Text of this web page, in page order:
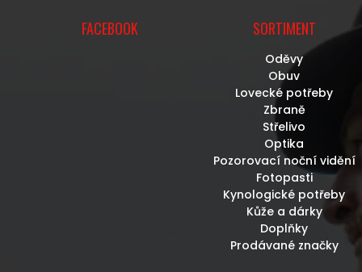
FACEBOOK SORTIMENT
Oděvy
Obuv
Lovecké potřeby
Zbraně
Střelivo
Optika
Pozorovací noční vidění
Fotopasti
Kynologické potřeby
Kůže a dárky
Doplňky
Prodávané značky